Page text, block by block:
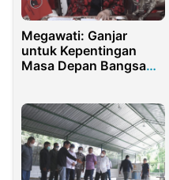
Megawati: Ganjar
untuk Kepentingan
Masa Depan Bangsa